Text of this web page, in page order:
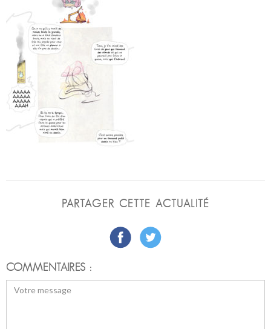
PARTAGER CETTE ACTUALITÉ
COMMENTAIRES :